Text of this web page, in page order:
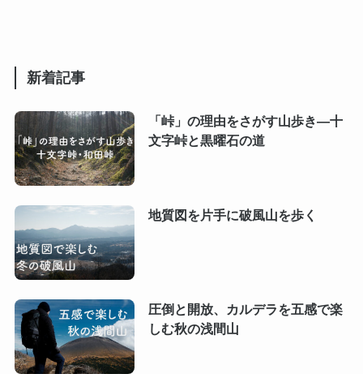
新着記事
「峠」の理由をさがす山歩き―十
文字峠と黒曜石の道
地質図を片手に破風山を歩く
圧倒と開放、カルデラを五感で楽
しむ秋の浅間山